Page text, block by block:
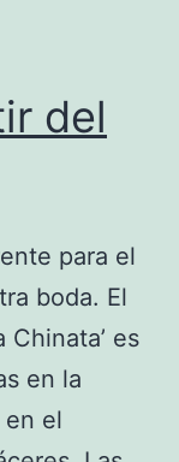
del
para el
boda. El
Chinata’ es
en la
en el